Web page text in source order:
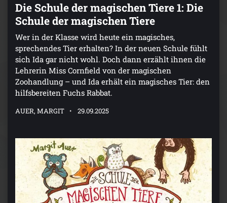
Die Schule der magischen Tiere 1: Die
Schule der magischen Tiere
Wer in der Klasse wird heute ein magisches,
sprechendes Tier erhalten? In der neuen Schule fühlt
sich Ida gar nicht wohl. Doch dann erzählt ihnen die
Lehrerin Miss Cornfield von der magischen
Zoohandlung – und Ida erhält ein magisches Tier: den
hilfsbereiten Fuchs Rabbat.
AUER, MARGIT 29.09.2025